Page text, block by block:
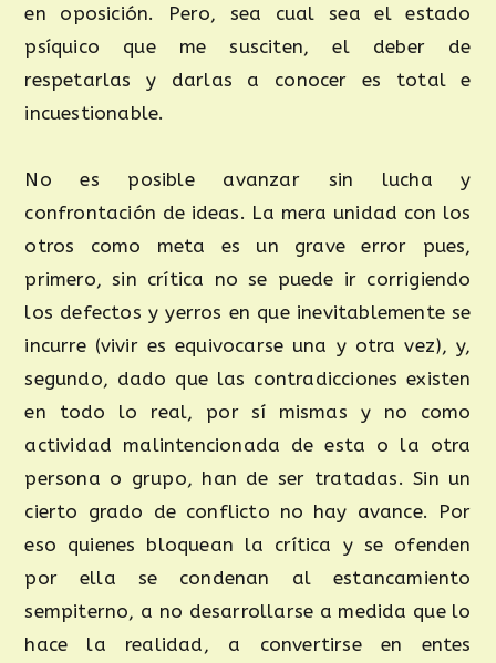
en oposición. Pero, sea cual sea el estado
psíquico que me susciten, el deber de
respetarlas y darlas a conocer es total e
incuestionable.
No es posible avanzar sin lucha y
confrontación de ideas. La mera unidad con los
otros como meta es un grave error pues,
primero, sin crítica no se puede ir corrigiendo
los defectos y yerros en que inevitablemente se
incurre (vivir es equivocarse una y otra vez), y,
segundo, dado que las contradicciones existen
en todo lo real, por sí mismas y no como
actividad malintencionada de esta o la otra
persona o grupo, han de ser tratadas. Sin un
cierto grado de conflicto no hay avance. Por
eso quienes bloquean la crítica y se ofenden
por ella se condenan al estancamiento
sempiterno, a no desarrollarse a medida que lo
hace la realidad, a convertirse en entes